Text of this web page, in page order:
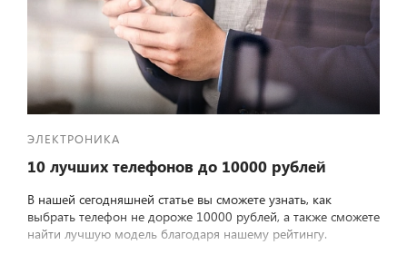
ЭЛЕКТРОНИКА
10 лучших телефонов до 10000 рублей
В нашей сегодняшней статье вы сможете узнать, как
выбрать телефон не дороже 10000 рублей, а также сможете
найти лучшую модель благодаря нашему рейтингу.